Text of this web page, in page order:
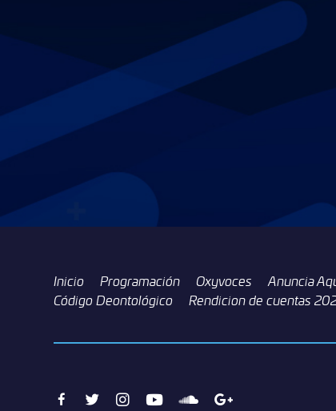
Inicio Programación Oxyvoces Anuncia
Código Deontológico
Rendicion de cuentas
Facebook
TwitterInstagram
YoutubeSoundcloud